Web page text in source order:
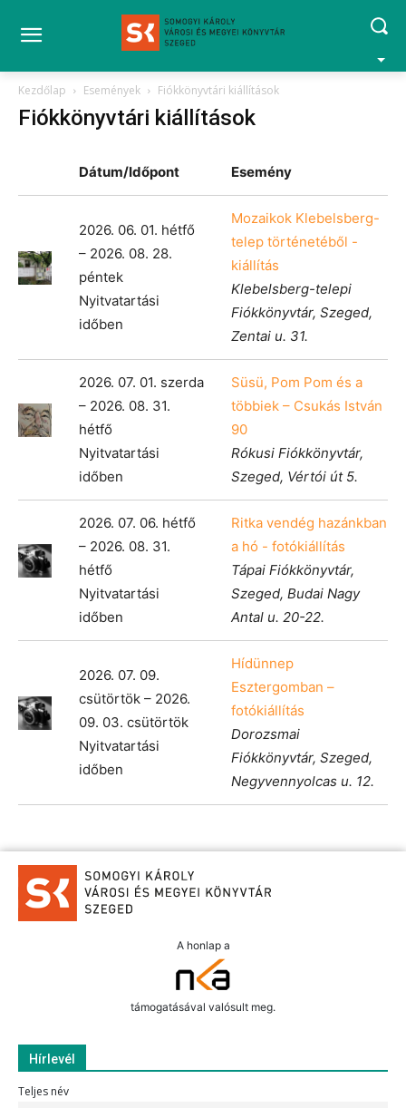
Kezdőlap Események Fiókkönyvtári kiállítások
Fiókkönyvtári kiállítások
Dátum/Időpont Esemény
2026. 06. 01. hétfő
– 2026. 08. 28.
péntek
Nyitvatartási
időben
Mozaikok Klebelsberg-
telep történetéből -
kiállítás
Klebelsberg-telepi
Fiókkönyvtár, Szeged,
Zentai u. 31.
2026. 07. 01. szerda
– 2026. 08. 31.
hétfő
Nyitvatartási
időben
Süsü, Pom Pom és a
többiek – Csukás István
90
Rókusi Fiókkönyvtár,
Szeged, Vértói út 5.
2026. 07. 06. hétfő
– 2026. 08. 31.
hétfő
Nyitvatartási
időben
Ritka vendég hazánkban
a hó - fotókiállítás
Tápai Fiókkönyvtár,
Szeged, Budai Nagy
Antal u. 20-22.
2026. 07. 09.
csütörtök – 2026.
09. 03. csütörtök
Nyitvatartási
időben
Hídünnep
Esztergomban –
fotókiállítás
Dorozsmai
Fiókkönyvtár, Szeged,
Negyvennyolcas u. 12.
A honlap a
támogatásával valósult meg.
Hírlevél
Teljes név